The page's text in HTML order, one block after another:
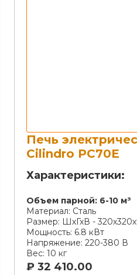
Печь
Cilindro PC70E
Характеристики:
Объем парной: 6-10 м³
Материал: Сталь
Размер: ШхГхВ -
Мощность: 6.8 кВт
Напряжение: 220-380 В
Вес: 10 кг
₽ 32 410.00